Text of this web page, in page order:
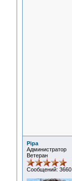
Pipa
Администратор
Ветеран
Сообщений: 3660